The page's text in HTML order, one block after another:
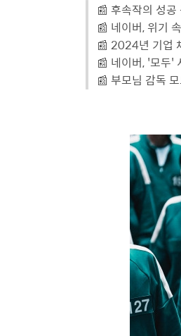
📰 후속작의 성
📰 네이버, 위기
📰 2024년 기업
📰 네이버, '모두'
📰 부모님 감독